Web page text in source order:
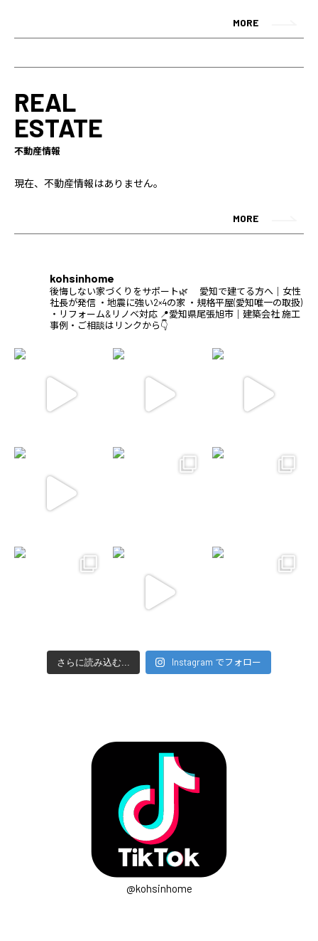
MORE
REAL
ESTATE
不動産情報
現在、不動産情報はありません。
MORE
kohsinhome
後悔しない家づくりをサポート🌿
愛知で建てる方へ｜女性
社長が発信 ・地震に強い2×4の家 ・規格平屋(愛知唯一の取扱)
・リフォーム&リノベ対応 📍愛知県尾張旭市｜建築会社施工
事例・ご相談はリンクから👇
さらに読み込む... Instagram でフォロー
@kohsinhome